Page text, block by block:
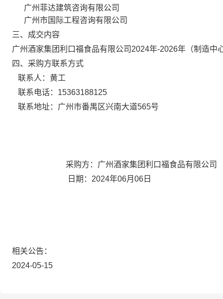
广州菲达建筑咨询有限公司
广州市国际工程咨询有限公司
三、成交内容
广州酒家集团利口福食品有限公司2024年-2026年（制造中
四、采购方联系方式
联系人：黄工
联系电话：15363188125
联系地址：广州市番禺区兴南大道565号
采购方：广州酒家集团利口福食品有限公司
日期：2024年06月06日
相关公告：
2024-05-15